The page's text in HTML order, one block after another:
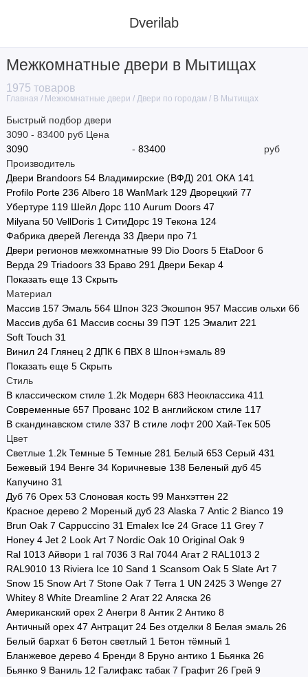
Dverilab
Межкомнатные двери в Мытищах
1975 товаров
Главная Межкомнатные двери Двери по городам В Мытищах
Цвет
Назначение
Тип полотна
Размер
Производитель
Стоимость
Страна производства
Двери по городам
Быстрый подбор двери
3090 - 83400 руб Цена
-
руб
Производитель
Двери Brandoors 54 Владимирские (ВФД) 201 ОКА 141
Profilo Porte 236 Albero 18 WanMark 129 Дворецкий 77
Убертуре 119 Шейл Дорс 110 Aurum Doors 47
Milyana 50 VellDoris 1 СитиДорс 19 Текона 124
Фабрика дверей Легенда 33 Двери про 71
Двери регионов межкомнатные 99 Dio Doors 5 EtaDoor 6
Верда 29 Triadoors 33 Браво 291 Двери Бекар 4
Показать еще 13 Скрыть
Материал
Массив 157 Эмаль 564 Шпон 323 Экошпон 957 Массив ольхи 66
Массив дуба 61 Массив сосны 39 ПЭТ 125 Эмалит 221
Soft Touch 31
Винил 24 Глянец 2 ДПК 6 ПВХ 8 Шпон+эмаль 89
Показать еще 5 Скрыть
Стиль
В классическом стиле 1.2k Модерн 683 Неоклассика 411
Современные 657 Прованс 102 В английском стиле 117
В скандинавском стиле 337 В стиле лофт 200 Хай-Тек 505
Цвет
Светлые 1.2k Темные 5 Темные 281 Белый 653 Серый 431
Бежевый 194 Венге 34 Коричневые 138 Беленый дуб 45
Капучино 31
Дуб 76 Орех 53 Слоновая кость 99 Манхэттен 22
Красное дерево 2 Мореный дуб 23 Alaska 7 Antic 2 Bianco 19
Brun Oak 7 Cappuccino 31 Emalex Ice 24 Grace 11 Grey 7
Honey 4 Jet 2 Look Art 7 Nordic Oak 10 Original Oak 9
Ral 1013 Айвори 1 ral 7036 3 Ral 7044 Агат 2 RAL1013 2
RAL9010 13 Riviera Ice 10 Sand 1 Scansom Oak 5 Slate Art 7
Snow 15 Snow Art 7 Stone Oak 7 Terra 1 UN 2425 3 Wenge 27
Whitey 8 White Dreamline 2 Агат 22 Аляска 26
Американский орех 2 Анегри 8 Антик 2 Антико 8
Античный орех 47 Антрацит 24 Без отделки 8 Белая эмаль 26
Белый бархат 6 Бетон светлый 1 Бетон тёмный 1
Бланжевое дерево 4 Бренди 8 Бруно антико 1 Бьянка 26
Бьянко 9 Ваниль 12 Галифакс табак 7 Графит 26 Грей 9